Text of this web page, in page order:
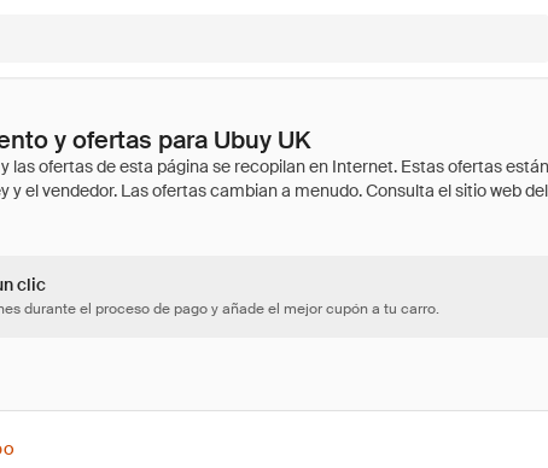
y ofertas para Ubuy UK
clic
durante el proceso de pago y añade el mejor cupón a tu carro.